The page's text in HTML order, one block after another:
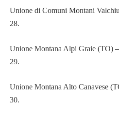
Unione di Comuni Montani
28.
Unione Montana Alpi Graie (TO)
29.
Unione Montana Alto Canavese
30.